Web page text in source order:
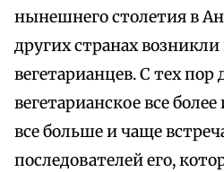
нынешнего столетия в
других странах
вегетарианцев. С тех
вегетарианское все более
все больше и чаще
последователей его,